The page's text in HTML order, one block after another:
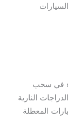
في سحب
النارية
المعطلة